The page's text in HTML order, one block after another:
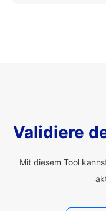
Validiere
Mit diesem Tool